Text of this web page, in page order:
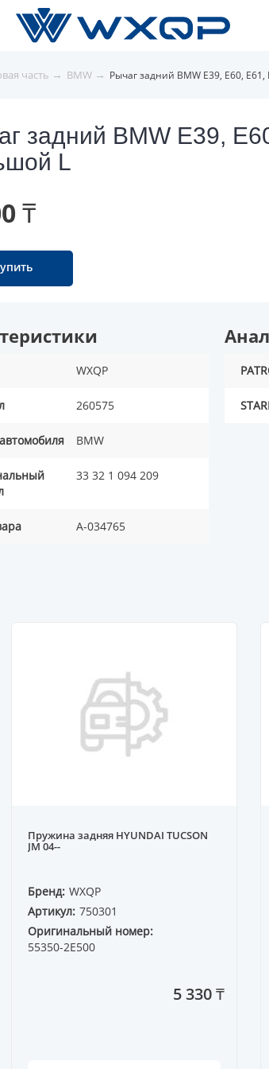
часть → BMW → Рычаг задний BMW E39, E60,
задний BMW E39,
L
₸
WXQP
260575
BMW
33 32 1 094 209
A-034765
Пружина задняя HYUNDAI TUCSON
JM 04--
Бренд: WXQP
Артикул: 750301
Оригинальный номер:
55350-2E500
5 330 ₸